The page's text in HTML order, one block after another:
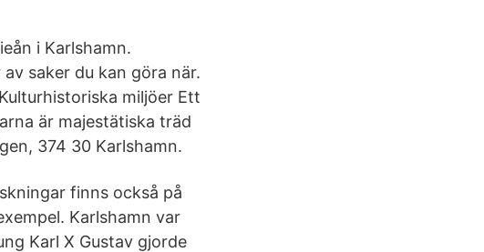
i Karlshamn.
saker du kan göra när.
miljöer Ett
är majestätiska träd
374 30 Karlshamn.
finns också på
Karlshamn var
Karl X Gustav gjorde